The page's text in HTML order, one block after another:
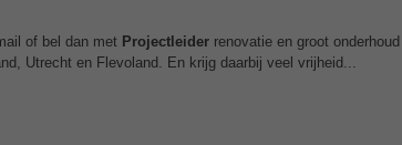
of bel dan met Projectleider renovatie en groot
Utrecht en Flevoland. En krijg daarbij veel vrijheid...